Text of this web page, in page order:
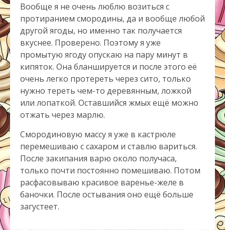
Вообще я не очень люблю возиться с
протиранием смородины, да и вообще любой
другой ягоды, но именно так получается
вкуснее. Проверено. Поэтому я уже
промытую ягоду опускаю на пару минут в
кипяток. Она бланшируется и после этого её
очень легко протереть через сито, только
нужно тереть чем-то деревянным, ложкой
или лопаткой. Оставшийся жмых ещё можно
отжать через марлю.
Смородиновую массу я уже в кастрюле
перемешиваю с сахаром и ставлю вариться.
После закипания варю около получаса,
только почти постоянно помешиваю. Потом
расфасовываю красивое варенье-желе в
баночки. После остывания оно ещё больше
загустеет.